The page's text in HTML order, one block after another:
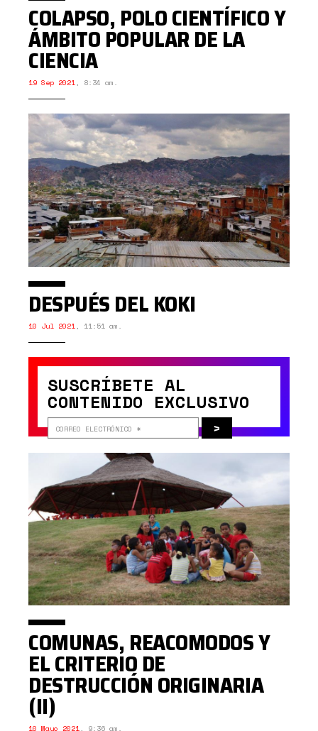
COLAPSO, POLO CIENTÍFICO Y
ÁMBITO POPULAR DE LA
CIENCIA
19 Sep 2021, 8:34 am.
SUSCRÍBETE AL
CONTENIDO EXCLUSIVO
>
DESPUÉS DEL KOKI
10 Jul 2021, 11:51 am.
COMUNAS, REACOMODOS Y
EL CRITERIO DE
DESTRUCCIÓN ORIGINARIA
(II)
10 Mayo 2021, 9:36 am.